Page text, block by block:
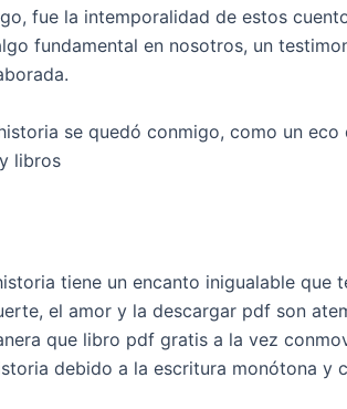
fue la intemporalidad de estos
fundamental en nosotros, un
se quedó conmigo, como un eco
libros
tiene un encanto inigualable que
el amor y la descargar pdf son
que libro pdf gratis a la vez
debido a la escritura monótona y